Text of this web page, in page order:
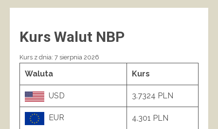
Kurs Walut NBP
Kurs z dnia: 7 sierpnia 2026
Waluta Kurs
USD 3.7324 PLN
EUR 4.301 PLN